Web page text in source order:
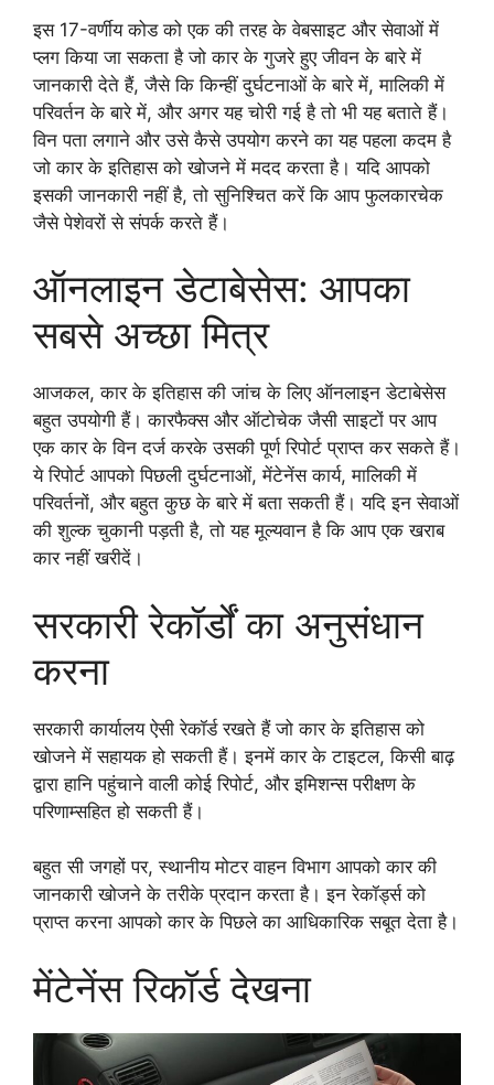
इस 17-वर्णीय कोड को एक की तरह के वेबसाइट और सेवाओं में
प्लग किया जा सकता है जो कार के गुजरे हुए जीवन के बारे में
जानकारी देते हैं, जैसे कि किन्हीं दुर्घटनाओं के बारे में, मालिकी में
परिवर्तन के बारे में, और अगर यह चोरी गई है तो भी यह बताते हैं।
विन पता लगाने और उसे कैसे उपयोग करने का यह पहला कदम है
जो कार के इतिहास को खोजने में मदद करता है। यदि आपको
इसकी जानकारी नहीं है, तो सुनिश्चित करें कि आप फुलकारचेक
जैसे पेशेवरों से संपर्क करते हैं।
ऑनलाइन डेटाबेसेस: आपका
सबसे अच्छा मित्र
आजकल, कार के इतिहास की जांच के लिए ऑनलाइन डेटाबेसेस
बहुत उपयोगी हैं। कारफैक्स और ऑटोचेक जैसी साइटों पर आप
एक कार के विन दर्ज करके उसकी पूर्ण रिपोर्ट प्राप्त कर सकते हैं।
ये रिपोर्ट आपको पिछली दुर्घटनाओं, मेंटेनेंस कार्य, मालिकी में
परिवर्तनों, और बहुत कुछ के बारे में बता सकती हैं। यदि इन सेवाओं
की शुल्क चुकानी पड़ती है, तो यह मूल्यवान है कि आप एक खराब
कार नहीं खरीदें।
सरकारी रेकॉर्डों का अनुसंधान
करना
सरकारी कार्यालय ऐसी रेकॉर्ड रखते हैं जो कार के इतिहास को
खोजने में सहायक हो सकती हैं। इनमें कार के टाइटल, किसी बाढ़
द्वारा हानि पहुंचाने वाली कोई रिपोर्ट, और इमिशन्स परीक्षण के
परिणाम्सहित हो सकती हैं।
बहुत सी जगहों पर, स्थानीय मोटर वाहन विभाग आपको कार की
जानकारी खोजने के तरीके प्रदान करता है। इन रेकॉर्ड्स को
प्राप्त करना आपको कार के पिछले का आधिकारिक सबूत देता है।
मेंटेनेंस रिकॉर्ड देखना